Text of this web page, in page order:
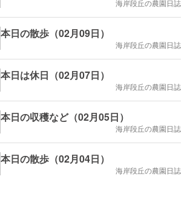
海岸段丘の農園日誌
本日の散歩（02月09日）
海岸段丘の農園日誌
本日は休日（02月07日）
海岸段丘の農園日誌
本日の収穫など（02月05日）
海岸段丘の農園日誌
本日の散歩（02月04日）
海岸段丘の農園日誌